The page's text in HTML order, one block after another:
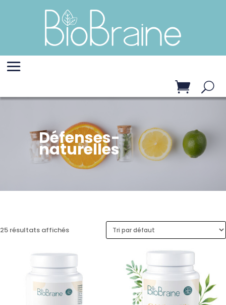
Défenses-
naturelles
25 résultats affichés